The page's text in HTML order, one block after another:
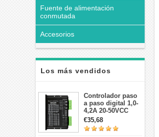
Fuente de alimentación
conmutada
Accesorios
Los más vendidos
Controlador paso
a paso digital 1,0-
4,2A 20-50VCC
para motor paso a
paso Nema 17, 23,
24
€35,68